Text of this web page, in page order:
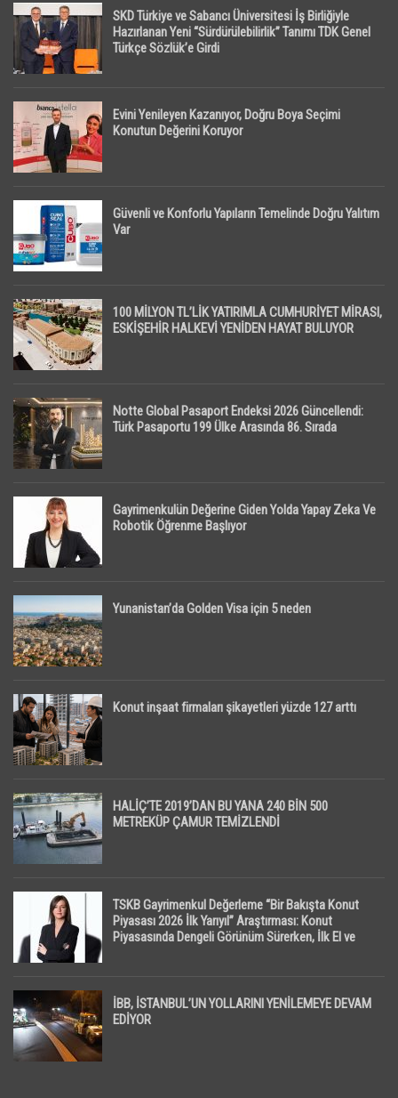
SKD Türkiye ve Sabancı Üniversitesi İş Birliğiyle
Hazırlanan Yeni “Sürdürülebilirlik” Tanımı TDK Genel
Türkçe Sözlük’e Girdi
Evini Yenileyen Kazanıyor, Doğru Boya Seçimi
Konutun Değerini Koruyor
Güvenli ve Konforlu Yapıların Temelinde Doğru Yalıtım
Var
100 MİLYON TL’LİK YATIRIMLA CUMHURİYET MİRASI,
ESKİŞEHİR HALKEVİ YENİDEN HAYAT BULUYOR
Notte Global Pasaport Endeksi 2026 Güncellendi:
Türk Pasaportu 199 Ülke Arasında 86. Sırada
Gayrimenkulün Değerine Giden Yolda Yapay Zeka Ve
Robotik Öğrenme Başlıyor
Yunanistan’da Golden Visa için 5 neden
Konut inşaat firmaları şikayetleri yüzde 127 arttı
HALİÇ’TE 2019’DAN BU YANA 240 BİN 500
METREKÜP ÇAMUR TEMİZLENDİ
TSKB Gayrimenkul Değerleme “Bir Bakışta Konut
Piyasası 2026 İlk Yarıyıl” Araştırması: Konut
Piyasasında Dengeli Görünüm Sürerken, İlk El ve
İBB, İSTANBUL’UN YOLLARINI YENİLEMEYE DEVAM
EDİYOR